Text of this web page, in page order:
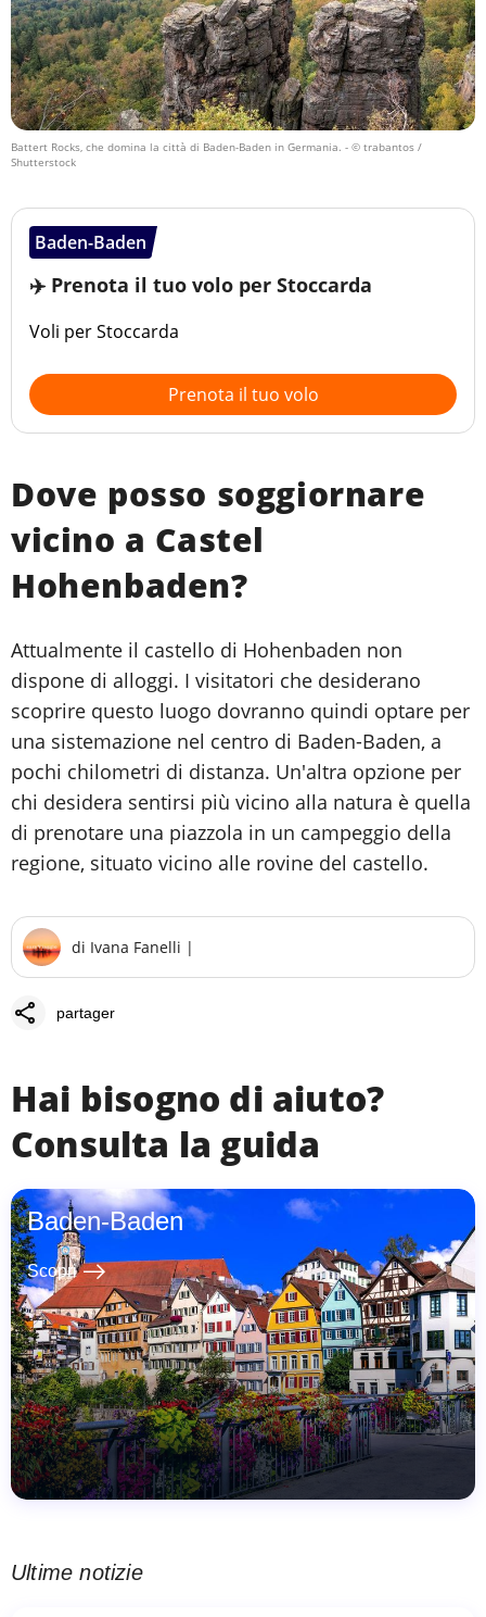
Battert Rocks, che domina la città di Baden-Baden in Germania. - © trabantos /
Shutterstock
Baden-Baden
✈️ Prenota il tuo volo per Stoccarda
Voli per Stoccarda
Prenota il tuo volo
Dove posso soggiornare
vicino a Castel
Hohenbaden?
Attualmente il castello di Hohenbaden non
dispone di alloggi. I visitatori che desiderano
scoprire questo luogo dovranno quindi optare per
una sistemazione nel centro di Baden-Baden, a
pochi chilometri di distanza. Un'altra opzione per
chi desidera sentirsi più vicino alla natura è quella
di prenotare una piazzola in un campeggio della
regione, situato vicino alle rovine del castello.
di Ivana Fanelli |
share partager
Hai bisogno di aiuto?
Consulta la guida
Baden-Baden
Scopri east
Ultime notizie